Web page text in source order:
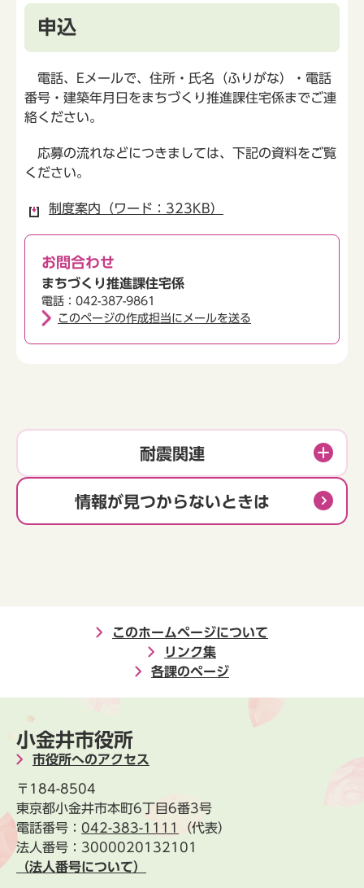
申込
電話、Eメールで、住所・氏名（ふりがな）・電話
番号・建築年月日をまちづくり推進課住宅係までご連
絡ください。
応募の流れなどにつきましては、下記の資料をご覧
ください。
制度案内（ワード：323KB）
お問合わせ
まちづくり推進課住宅係
電話：042-387-9861
このページの作成担当にメールを送る
耐震関連
情報が見つからないときは
このホームページについて
リンク集
各課のページ
小金井市役所
市役所へのアクセス
〒184-8504
東京都小金井市本町6丁目6番3号
電話番号： 042-383-1111
（代表）
法人番号：3000020132101
（法人番号について）